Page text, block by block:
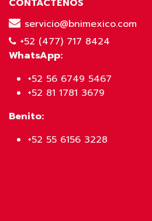
CONTÁCTENOS
servicio@bnimexico.com
+52 (477) 717 8424
WhatsApp:
+52 56 6749 5467
+52 81 1781 3679
Benito:
+52 55 6156 3228